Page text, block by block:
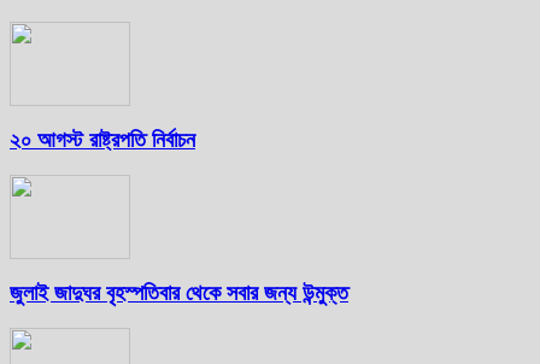
২০ আগস্ট রাষ্ট্রপতি নির্বাচন
জুলাই জাদুঘর বৃহস্পতিবার থেকে সবার জন্য উন্মুক্ত